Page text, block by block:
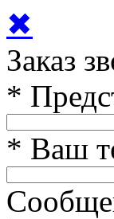
✖
Заказ
*
* Ваш